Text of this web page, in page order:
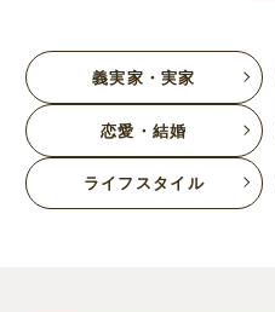
義実家・実家
恋愛・結婚
ライフスタイル